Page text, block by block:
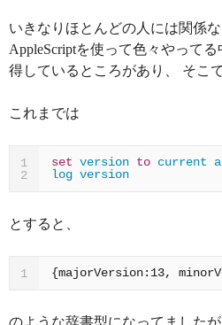
いきなりほとんどの人には関係な
AppleScriptを使って色々やって
得しているところがあり、 そこ
これまでは
1
2
set version to current
log version
とすると、
1 {majorVersion:13,
のような辞書型になってました